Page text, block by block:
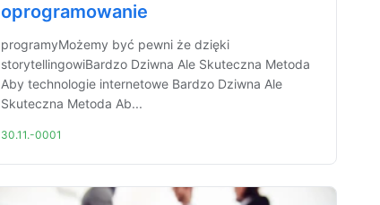
oprogramowanie
programyMożemy być pewni że dzięki
storytellingowiBardzo Dziwna Ale Skuteczna Metoda
Aby technologie internetowe Bardzo Dziwna Ale
Skuteczna Metoda Ab...
30.11.-0001